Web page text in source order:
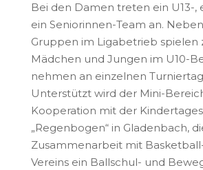
Bei den Damen treten ein U13-,
ein Seniorinnen-Team an.
Gruppen im Ligabetrieb spielen
Mädchen und Jungen im U10-
nehmen an einzelnen
Unterstützt wird der Mini-
Kooperation mit der
„Regenbogen“ in Gladenbach,
Zusammenarbeit mit
Vereins ein Ballschul- und